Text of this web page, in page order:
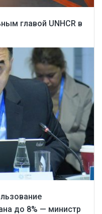
главой UNHCR в
до 8% — министр